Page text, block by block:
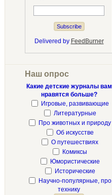
Delivered by FeedBurner
Наш опрос
Какие детские журналы вам
нравятся больше?
Игровые, развивающие
Литературные
Про животных и природу
Об искусстве
О путешествиях
Комиксы
Юмористические
Исторические
Научно-популярные, про
технику